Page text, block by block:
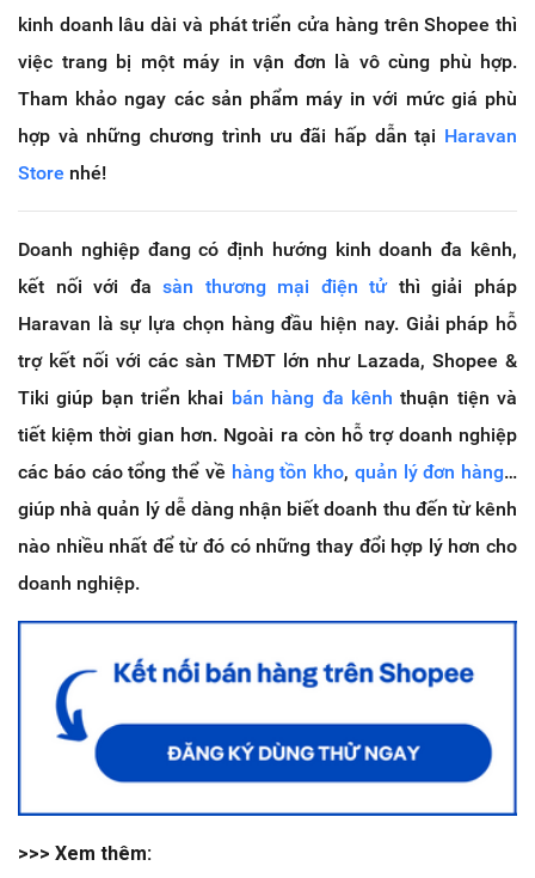
kinh doanh lâu dài và phát triển cửa hàng trên Shopee thì
việc trang bị một máy in vận đơn là vô cùng phù hợp.
Tham khảo ngay các sản phẩm máy in với mức giá phù
hợp và những chương trình ưu đãi hấp dẫn tại Haravan
Store nhé!
Doanh nghiệp đang có định hướng kinh doanh đa kênh,
kết nối với đasàn thương mại điện tửthì giải pháp
Haravan là sự lựa chọn hàng đầu hiện nay. Giải pháp hỗ
trợ kết nối với các sàn TMĐT lớn như Lazada, Shopee &
Tiki giúp bạn triển khai bán hàng đa kênh thuận tiện và
tiết kiệm thời gian hơn. Ngoài ra còn hỗ trợ doanh nghiệp
các báo cáo tổng thể về hàng tồn kho, quản lý đơn hàng…
giúp nhà quản lý dễ dàng nhận biết doanh thu đến từ kênh
nào nhiều nhất để từ đó có những thay đổi hợp lý hơn cho
doanh nghiệp.
>>> Xem thêm: